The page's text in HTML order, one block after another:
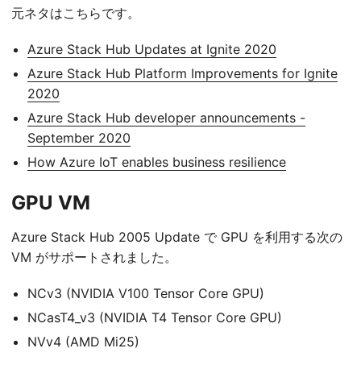
元ネタはこちらです。
Azure Stack Hub Updates at Ignite 2020
Azure Stack Hub Platform Improvements for Ignite
2020
Azure Stack Hub developer announcements -
September 2020
How Azure IoT enables business resilience
GPU VM
Azure Stack Hub 2005 Update で GPU を利用する次の
VM がサポートされました。
NCv3 (NVIDIA V100 Tensor Core GPU)
NCasT4_v3 (NVIDIA T4 Tensor Core GPU)
NVv4 (AMD Mi25)